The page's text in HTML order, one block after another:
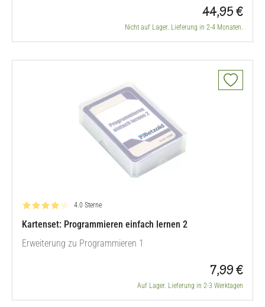
44,95 €
Nicht auf Lager. Lieferung in 2-4 Monaten.
Bewertung: 4.0 von 5
4.0 Sterne
Kartenset: Programmieren einfach lernen 2
Erweiterung zu Programmieren 1
7,99 €
Auf Lager. Lieferung in 2-3 Werktagen